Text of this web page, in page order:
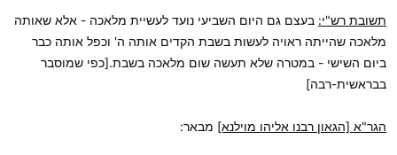
תשובת רש"י: בעצם גם היום השביעי נועד לעשיית מלאכה - אלא שאותה
מלאכה שהייתה ראויה לעשות בשבת הקדים אותה ה' וכפל אותה כבר
ביום השישי - במטרה שלא תעשה שום מלאכה בשבת.[כפי שמוסבר
בבראשית-רבה]
הגר"א [הגאון רבנו אליהו מוילנא] מבאר: